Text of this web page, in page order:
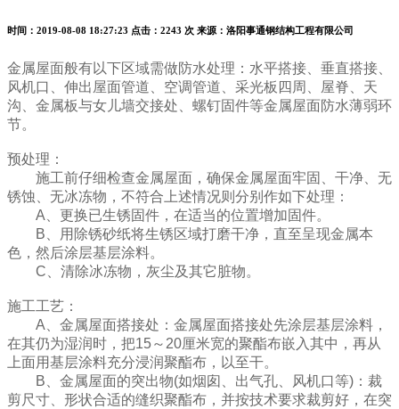
时间：2019-08-08 18:27:23 点击：2243 次 来源：洛阳事通钢结构工程有限公司
金属屋面般有以下区域需做防水处理：水平搭接、垂直搭接、
风机口、伸出屋面管道、空调管道、采光板四周、屋脊、天
沟、金属板与女儿墙交接处、螺钉固件等金属屋面防水薄弱环
节。
预处理：
施工前仔细检查金属屋面，确保金属屋面牢固、干净、无
锈蚀、无冰冻物，不符合上述情况则分别作如下处理：
A、更换已生锈固件，在适当的位置增加固件。
B、用除锈砂纸将生锈区域打磨干净，直至呈现金属本
色，然后涂层基层涂料。
C、清除冰冻物，灰尘及其它脏物。
施工工艺：
A、金属屋面搭接处：金属屋面搭接处先涂层基层涂料，
在其仍为湿润时，把15～20厘米宽的聚酯布嵌入其中，再从
上面用基层涂料充分浸润聚酯布，以至干。
B、金属屋面的突出物(如烟囱、出气孔、风机口等)：裁
剪尺寸、形状合适的缝织聚酯布，并按技术要求裁剪好，在突